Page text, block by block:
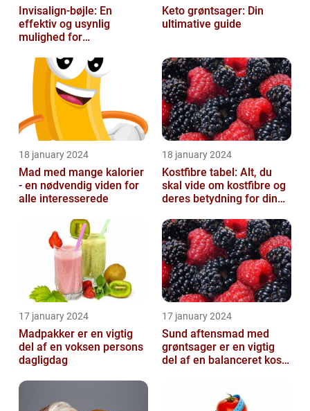
Invisalign-bøjle: En
effektiv og usynlig
mulighed for
Keto grøntsager: Din
ultimative guide
18 january 2024
Mad med mange kalorier
- en nødvendig viden for
alle interesserede
18 january 2024
Kostfibre tabel: Alt, du
skal vide om kostfibre og
deres betydning for din
17 january 2024
Madpakker er en vigtig
del af en voksen persons
dagligdag
17 january 2024
Sund aftensmad med
grøntsager er en vigtig
del af en balanceret kost,